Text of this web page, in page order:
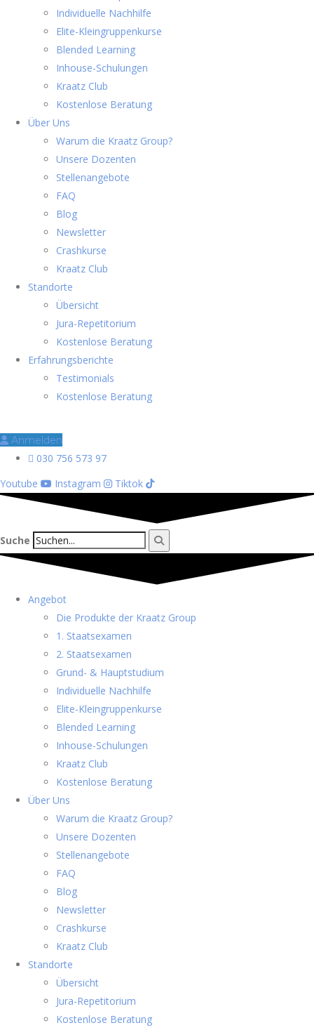
Individuelle Nachhilfe
Elite-Kleingruppenkurse
Blended Learning
Inhouse-Schulungen
Kraatz Club
Kostenlose Beratung
Über Uns
Warum die Kraatz Group?
Unsere Dozenten
Stellenangebote
FAQ
Blog
Newsletter
Crashkurse
Kraatz Club
Standorte
Übersicht
Jura-Repetitorium
Kostenlose Beratung
Erfahrungsberichte
Testimonials
Kostenlose Beratung
Anmelden
030 756 573 97
Youtube
Instagram Tiktok
Suche
Angebot
Die Produkte der Kraatz Group
1. Staatsexamen
2. Staatsexamen
Grund- & Hauptstudium
Individuelle Nachhilfe
Elite-Kleingruppenkurse
Blended Learning
Inhouse-Schulungen
Kraatz Club
Kostenlose Beratung
Über Uns
Warum die Kraatz Group?
Unsere Dozenten
Stellenangebote
FAQ
Blog
Newsletter
Crashkurse
Kraatz Club
Standorte
Übersicht
Jura-Repetitorium
Kostenlose Beratung